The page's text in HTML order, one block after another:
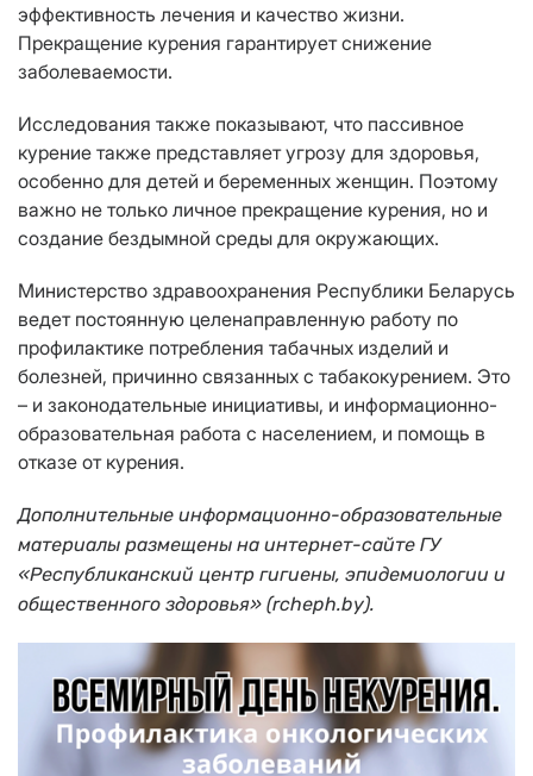
эффективность лечения и качество жизни.
Прекращение курения гарантирует снижение
заболеваемости.
Исследования также показывают, что пассивное
курение также представляет угрозу для здоровья,
особенно для детей и беременных женщин. Поэтому
важно не только личное прекращение курения, но и
создание бездымной среды для окружающих.
Министерство здравоохранения Республики Беларусь
ведет постоянную целенаправленную работу по
профилактике потребления табачных изделий и
болезней, причинно связанных с табакокурением. Это
– и законодательные инициативы, и информационно-
образовательная работа с населением, и помощь в
отказе от курения.
Дополнительные информационно-образовательные
материалы размещены на интернет-сайте ГУ
«Республиканский центр гигиены, эпидемиологии и
общественного здоровья» (rcheph.by).